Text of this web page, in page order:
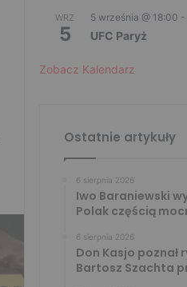
WRZ
5
5 września @ 18:00 -
UFC Paryż
Zobacz Kalendarz
Ostatnie artykuły
6 sierpnia 2026
Iwo Baraniewski
Polak częścią
6 sierpnia 2026
Don Kasjo poznał
Bartosz Szachta